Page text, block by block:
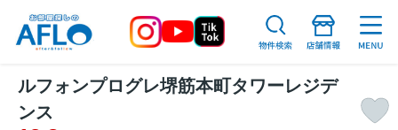
ルフォンプログレ堺筋本町タワーレジデ
ンス